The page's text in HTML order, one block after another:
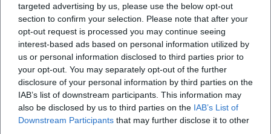
targeted advertising by us, please use the below opt-out
section to confirm your selection. Please note that after your
opt-out request is processed you may continue seeing
interest-based ads based on personal information utilized by
us or personal information disclosed to third parties prior to
your opt-out. You may separately opt-out of the further
disclosure of your personal information by third parties on the
IAB’s list of downstream participants. This information may
also be disclosed by us to third parties on the IAB’s List of
Downstream Participants that may further disclose it to other
Häufig gestellte Fragen
Wann findet das Weiße Dinner statt?
Wo ist der Veranstaltungsort?
Was erwartet mich beim Weißen Dinner?